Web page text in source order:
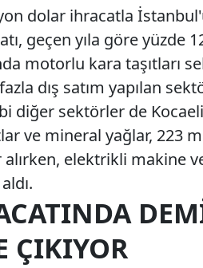
dolar ihracatla
geçen yıla göre yüzde
motorlu kara taşıtları
dış satım yapılan
diğer sektörler de
ve mineral yağlar, 223
elektrikli makine
ÇIKIYOR